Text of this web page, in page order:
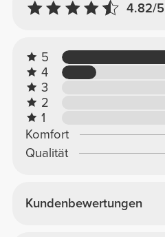
4.82/5
5
4
3
2
1
Komfort
Qualität
Kundenbewertungen